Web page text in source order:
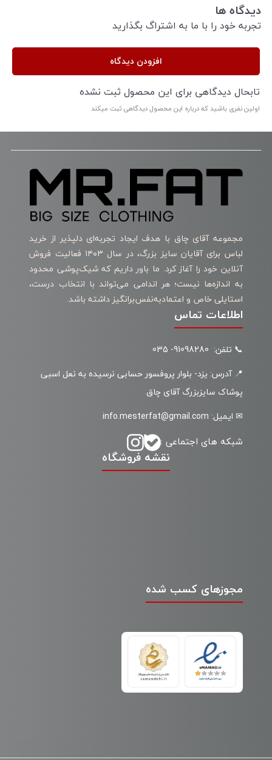
دیدگاه ها
تجربه خود را با ما به اشتراگ بگذارید
افزودن دیدگاه
تابحال دیدگاهی برای این محصول ثبت نشده
اولین نفری باشید که درباره این محصول دیدگاهی ثبت میکند
مجموعه آقای چاق با هدف ایجاد تجربه‌ای دلپذیر از خرید
لباس برای آقایان سایز بزرگ، در سال ۱۴۰۳ فعالیت فروش
آنلاین خود را آغاز کرد. ما باور داریم که شیک‌پوشی محدود
به اندازه‌ها نیست؛ هر اندامی می‌تواند با انتخاب درست،
استایلی خاص و اعتمادبه‌نفس‌برانگیز داشته باشد.
مجوزهای کسب شده
اطلاعات تماس
📞 تلفن: 91098280- 035
📍 آدرس: یزد- بلوار پروفسور حسابی نرسیده به نعل اسبی
پوشاک سایزبزرگ آقای چاق
✉ ایمیل: info.mesterfat@gmail.com
شبکه های اجتماعی :
نقشه فروشگاه